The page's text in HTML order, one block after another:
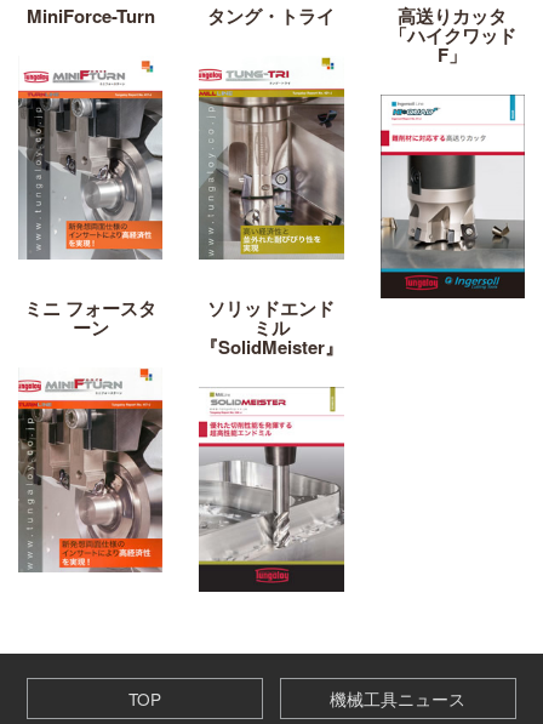
MiniForce-Turn タング・トライ 高送りカッタ
「ハイクワッド
F」
ミニ フォースタ
ーン
ソリッドエンド
ミル
『SolidMeister』
TOP 機械工具ニュース